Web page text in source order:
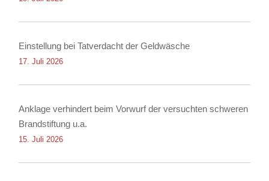
Einstellung bei Tatverdacht der Geldwäsche
17. Juli 2026
Anklage verhindert beim Vorwurf der versuchten schweren
Brandstiftung u.a.
15. Juli 2026